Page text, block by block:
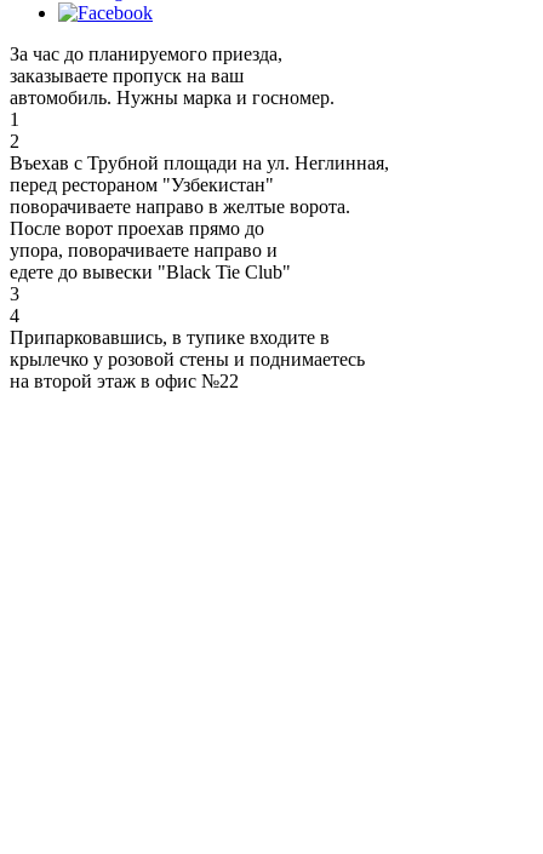
За час до планируемого приезда,
заказываете пропуск на ваш
автомобиль. Нужны марка и госномер.
1
2
Въехав с Трубной площади на ул. Неглинная,
перед рестораном "Узбекистан"
поворачиваете направо в желтые ворота.
После ворот проехав прямо до
упора, поворачиваете направо и
едете до вывески "Black Tie Club"
3
4
Припарковавшись, в тупике входите в
крылечко у розовой стены и поднимаетесь
на второй этаж в офис №22